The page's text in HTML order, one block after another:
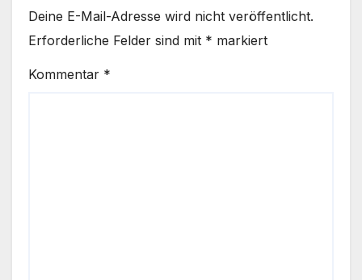
Deine E-Mail-Adresse wird nicht veröffentlicht.
Erforderliche Felder sind mit * markiert
Kommentar *